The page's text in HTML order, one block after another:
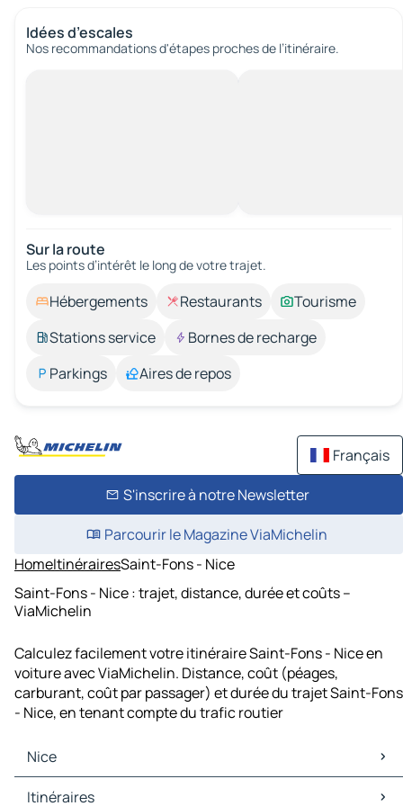
Idées d’escales
Nos recommandations d'étapes proches de l’itinéraire.
Sur la route
Les points d’intérêt le long de votre trajet.
Hébergements Restaurants
Tourisme
Stations service
Bornes de recharge
Parkings
Aires de repos
Français
S'inscrire à notre Newsletter
Parcourir le Magazine ViaMichelin
HomeItinérairesSaint-Fons - Nice
Saint-Fons - Nice : trajet, distance, durée et coûts –
ViaMichelin
Calculez facilement votre itinéraire Saint-Fons - Nice en
voiture avec ViaMichelin. Distance, coût (péages,
carburant, coût par passager) et durée du trajet Saint-Fons
- Nice, en tenant compte du trafic routier
Nice
Nice Cartes et plans
Itinéraires